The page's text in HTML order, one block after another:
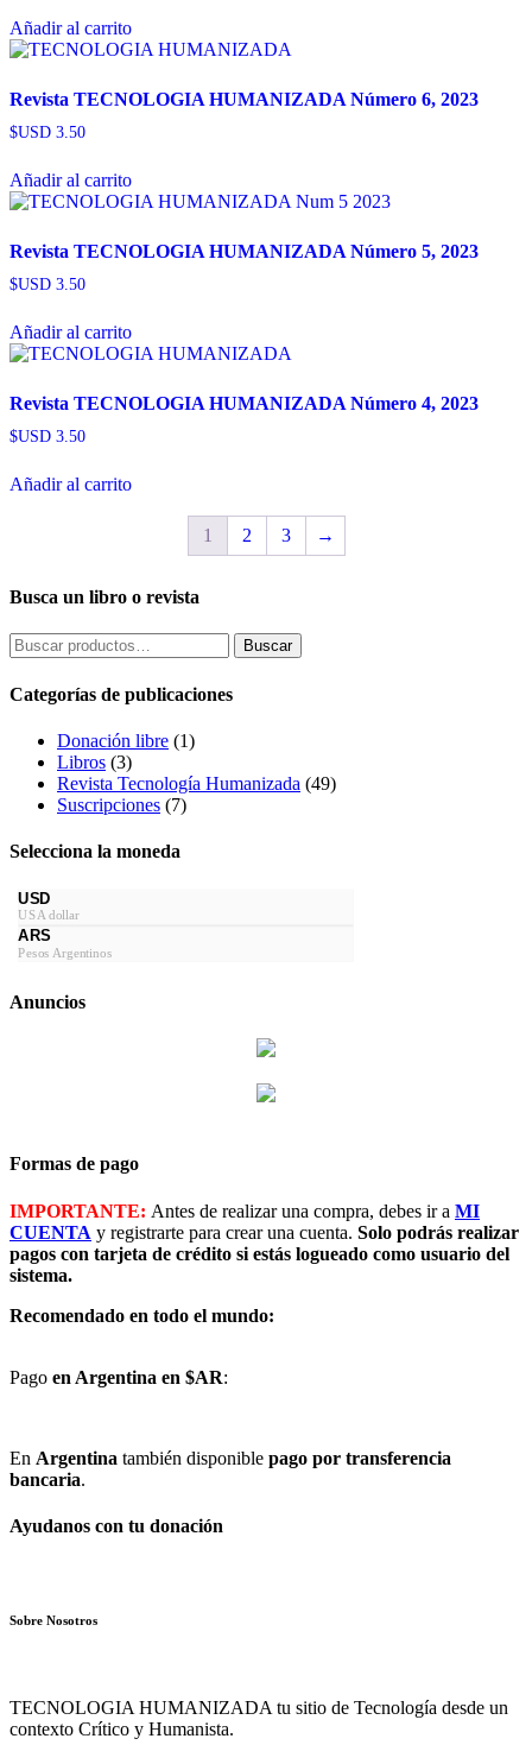
Añadir al carrito
Revista TECNOLOGIA HUMANIZADA Número 6, 2023
$USD 3.50
Añadir al carrito
Revista TECNOLOGIA HUMANIZADA Número 5, 2023
$USD 3.50
Añadir al carrito
Revista TECNOLOGIA HUMANIZADA Número 4, 2023
$USD 3.50
Añadir al carrito
1 2 3 →
Busca un libro o revista
Buscar
por:
Buscar
Categorías de publicaciones
Donación libre (1)
Libros (3)
Revista Tecnología Humanizada (49)
Suscripciones (7)
Selecciona la moneda
USD
USA dollar
ARS
Pesos Argentinos
Anuncios
Formas de pago
IMPORTANTE: Antes de realizar una compra, debes ir a MI
CUENTA y registrarte para crear una cuenta. Solo podrás realizar
pagos con tarjeta de crédito si estás logueado como usuario del
sistema.
Recomendado en todo el mundo:
Pago en Argentina en $AR:
En Argentina también disponible pago por transferencia
bancaria.
Ayudanos con tu donación
Sobre Nosotros
TECNOLOGIA HUMANIZADA tu sitio de Tecnología desde un
contexto Crítico y Humanista.